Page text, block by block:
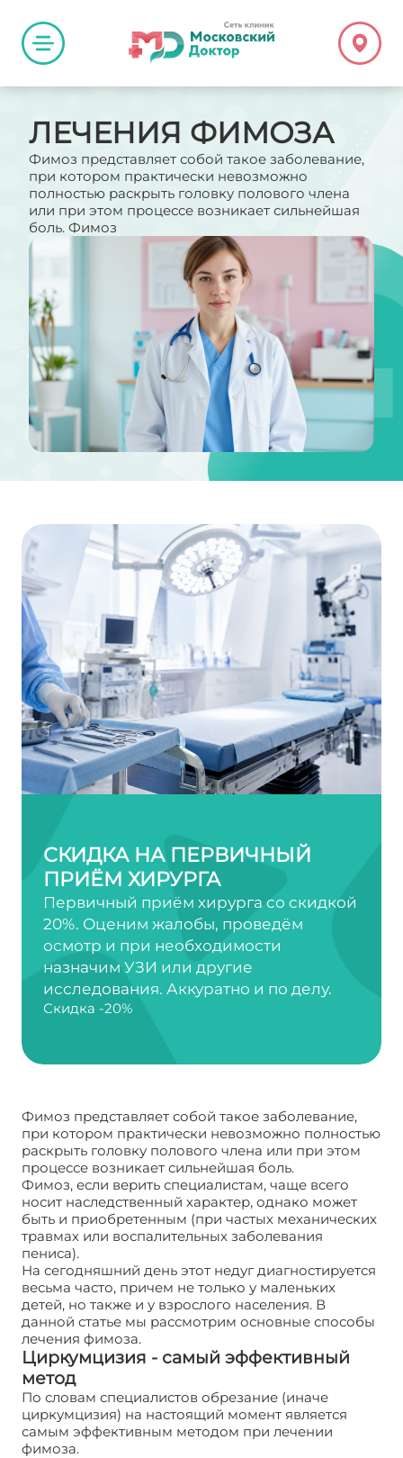
ЛЕЧЕНИЯ ФИМОЗА
Фимоз представляет собой такое заболевание,
при котором практически невозможно
полностью раскрыть головку полового члена
или при этом процессе возникает сильнейшая
боль. Фимоз
СКИДКА НА ПЕРВИЧНЫЙ
ПРИЁМ ХИРУРГА
Первичный приём хирурга со скидкой
20%. Оценим жалобы, проведём
осмотр и при необходимости
назначим УЗИ или другие
исследования. Аккуратно и по делу.
Скидка -20%
Фимоз представляет собой такое заболевание,
при котором практически невозможно полностью
раскрыть головку полового члена или при этом
процессе возникает сильнейшая боль.
Фимоз, если верить специалистам, чаще всего
носит наследственный характер, однако может
быть и приобретенным (при частых механических
травмах или воспалительных заболевания
пениса).
На сегодняшний день этот недуг диагностируется
весьма часто, причем не только у маленьких
детей, но также и у взрослого населения. В
данной статье мы рассмотрим основные способы
лечения фимоза.
Циркумцизия - самый эффективный
метод
По словам специалистов обрезание (иначе
циркумцизия) на настоящий момент является
самым эффективным методом при лечении
фимоза.